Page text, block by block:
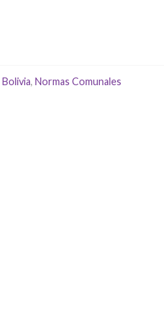
Bolivia, Normas Comunales